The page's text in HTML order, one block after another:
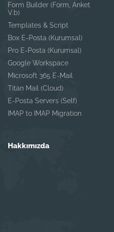
Form Builder (Form, Anket
V.b)
Templates & Script
Box E-Posta (Kurumsal)
Pro E-Posta (Kurumsal)
Google Workspace
Microsoft 365 E-Mail
Titan Mail (Cloud)
E-Posta Servers (Self)
IMAP to IMAP Migration
Hakkımızda